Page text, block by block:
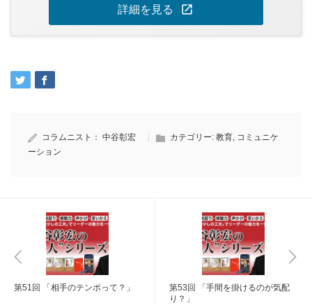
詳細を見る open_in_new
コラムニスト： 中谷彰宏 カテゴリー: 教育, コミュニケ
ーション
第51回 「相手のテンポって？」
第53回 「手間を掛けるのが気配
り？」